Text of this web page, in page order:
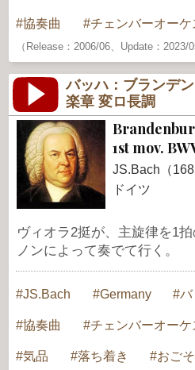
協奏曲 チェンバーオーケ
（Release：2006/06、Update：2023/
バッハ：ブランデ
楽章 変ロ長調
1st mov.
JS.Bach（
ドイツ
ヴィオラ2挺が、主旋律を1
ノンによって奏でて行く。
JS.Bach Germany バ
協奏曲 チェンバーオーケ
気品 落ち着き おご